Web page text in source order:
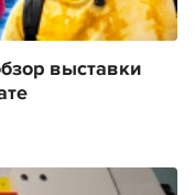
выставки